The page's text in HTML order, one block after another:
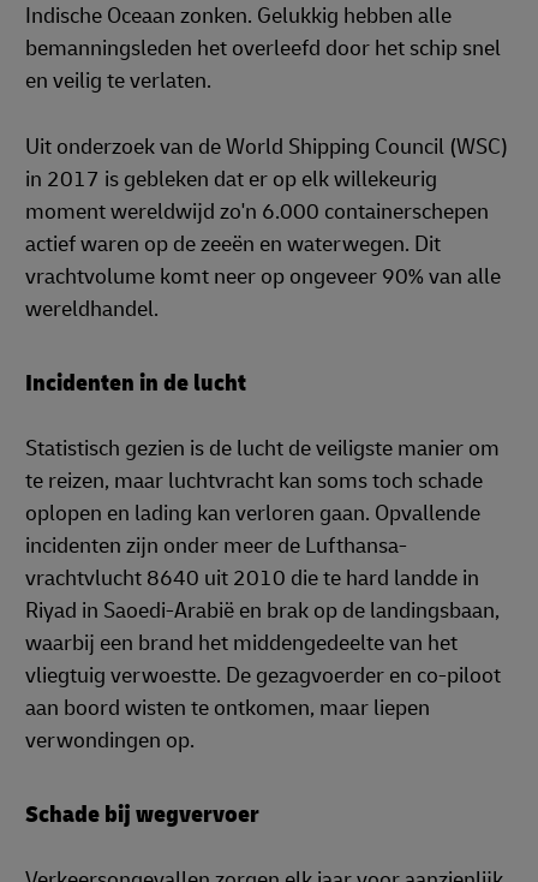
Indische Oceaan zonken. Gelukkig hebben alle
bemanningsleden het overleefd door het schip snel
en veilig te verlaten.
Uit onderzoek van de World Shipping Council (WSC)
in 2017 is gebleken dat er op elk willekeurig
moment wereldwijd zo'n 6.000 containerschepen
actief waren op de zeeën en waterwegen. Dit
vrachtvolume komt neer op ongeveer 90% van alle
wereldhandel.
Incidenten in de lucht
Statistisch gezien is de lucht de veiligste manier om
te reizen, maar luchtvracht kan soms toch schade
oplopen en lading kan verloren gaan. Opvallende
incidenten zijn onder meer de Lufthansa-
vrachtvlucht 8640 uit 2010 die te hard landde in
Riyad in Saoedi-Arabië en brak op de landingsbaan,
waarbij een brand het middengedeelte van het
vliegtuig verwoestte. De gezagvoerder en co-piloot
aan boord wisten te ontkomen, maar liepen
verwondingen op.
Schade bij wegvervoer